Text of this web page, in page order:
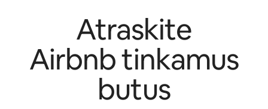
Atraskite
Airbnb tinkamus
butus